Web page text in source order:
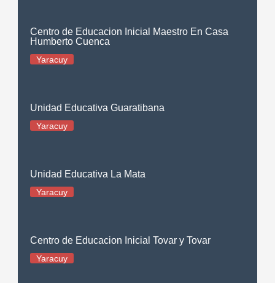
Centro de Educacion Inicial Maestro En Casa
Humberto Cuenca
Yaracuy
Unidad Educativa Guaratibana
Yaracuy
Unidad Educativa La Mata
Yaracuy
Centro de Educacion Inicial Tovar y Tovar
Yaracuy